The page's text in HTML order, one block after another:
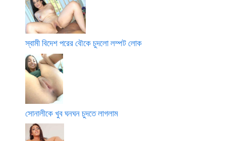
স্বামী বিদেশ পরের বৌকে চুদলো লম্পট লোক
সোনালীকে খুব ঘনঘন চুদতে লাগলাম